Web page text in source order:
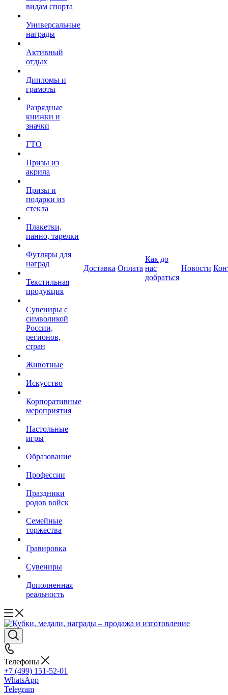
видам спорта
Универсальные
награды
Активный
отдых
Дипломы и
грамоты
Разрядные
книжки и
значки
ГТО
Призы из
акрила
Призы и
подарки из
стекла
Плакетки,
панно, тарелки
Футляры для
наград
Текстильная
продукция
Сувениры с
символикой
России,
регионов,
стран
Животные
Искусство
Корпоративные
мероприятия
Настольные
игры
Образование
Профессии
Праздники
родов войск
Семейные
торжества
Гравировка
Сувениры
Дополненная
реальность
Доставка Оплата
Как до
нас
добраться
Новости
Телефоны
+7 (499) 151-52-01
WhatsApp
Telegram